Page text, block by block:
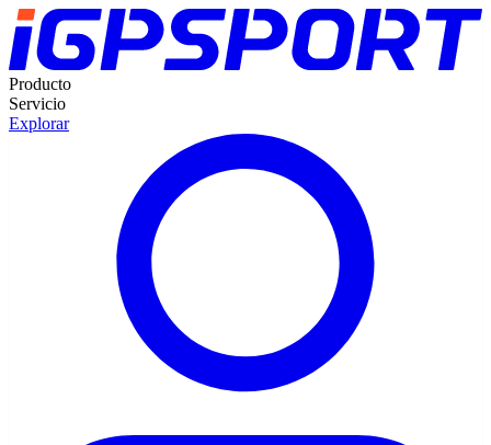
Producto
Servicio
Explorar